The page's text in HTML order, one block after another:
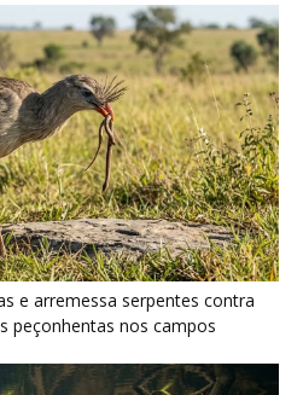
e arremessa serpentes contra
peçonhentas nos campos